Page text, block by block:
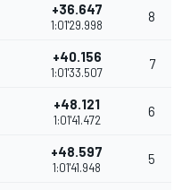
+36.647
1:01'29.998
8
+40.156
1:01'33.507
7
+48.121
1:01'41.472
6
+48.597
1:01'41.948
5